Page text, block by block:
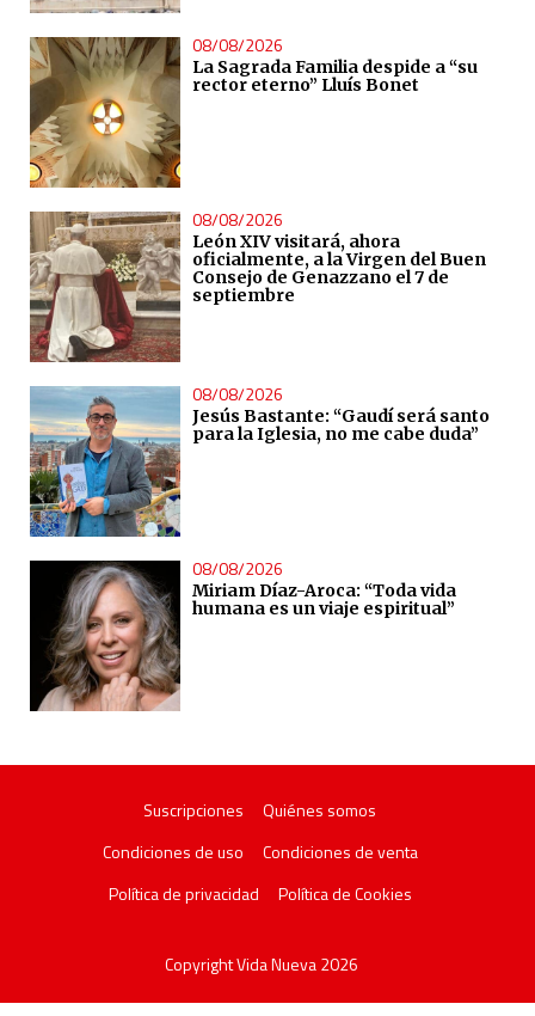
08/08/2026
La Sagrada Familia despide a “su
rector eterno” Lluís Bonet
08/08/2026
León XIV visitará, ahora
oficialmente, a la Virgen del Buen
Consejo de Genazzano el 7 de
septiembre
08/08/2026
Jesús Bastante: “Gaudí será santo
para la Iglesia, no me cabe duda”
08/08/2026
Miriam Díaz-Aroca: “Toda vida
humana es un viaje espiritual”
Suscripciones
Quiénes somos
Condiciones de uso
Condiciones de venta
Política de privacidad
Política de Cookies
Copyright Vida Nueva 2026